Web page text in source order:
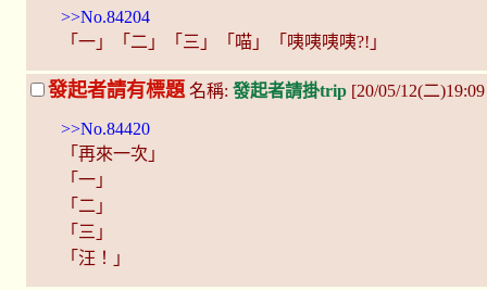
>>No.84204
「一」「二」「三」「喵」「咦咦咦咦?!」
發起者請有標題名稱: 發起者請掛trip [20/05/12(二
>>No.84420
「再來一次」
「一」
「二」
「三」
「汪！」